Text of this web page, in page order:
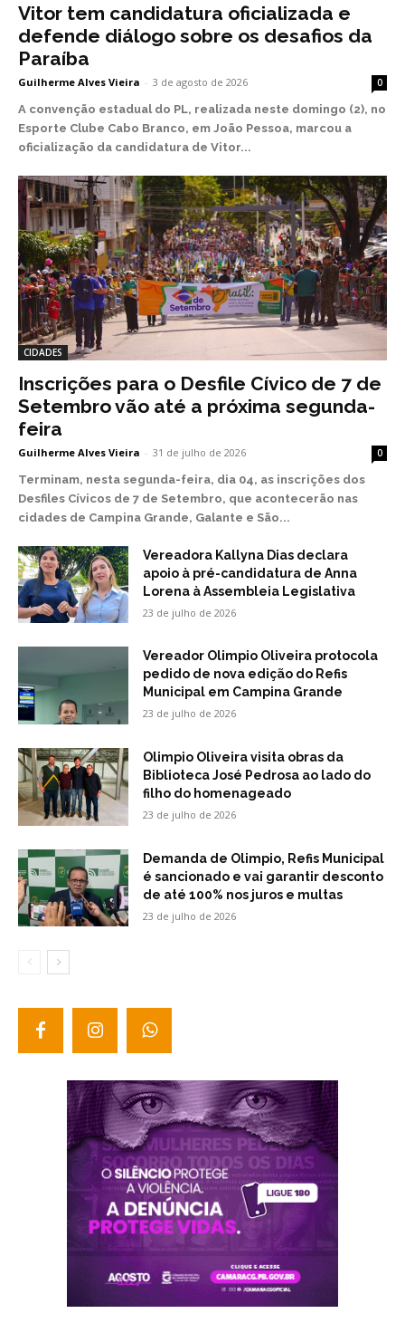
Vitor tem candidatura oficializada e
defende diálogo sobre os desafios da
Paraíba
Guilherme Alves Vieira - 3 de agosto de 2026 0
A convenção estadual do PL, realizada neste domingo (2), no
Esporte Clube Cabo Branco, em João Pessoa, marcou a
oficialização da candidatura de Vitor...
CIDADES
Inscrições para o Desfile Cívico de 7 de
Setembro vão até a próxima segunda-
feira
Guilherme Alves Vieira - 31 de julho de 2026 0
Terminam, nesta segunda-feira, dia 04, as inscrições dos
Desfiles Cívicos de 7 de Setembro, que acontecerão nas
cidades de Campina Grande, Galante e São...
Vereadora Kallyna Dias declara
apoio à pré-candidatura de Anna
Lorena à Assembleia Legislativa
23 de julho de 2026
Vereador Olimpio Oliveira protocola
pedido de nova edição do Refis
Municipal em Campina Grande
23 de julho de 2026
Olimpio Oliveira visita obras da
Biblioteca José Pedrosa ao lado do
filho do homenageado
23 de julho de 2026
Demanda de Olimpio, Refis Municipal
é sancionado e vai garantir desconto
de até 100% nos juros e multas
23 de julho de 2026